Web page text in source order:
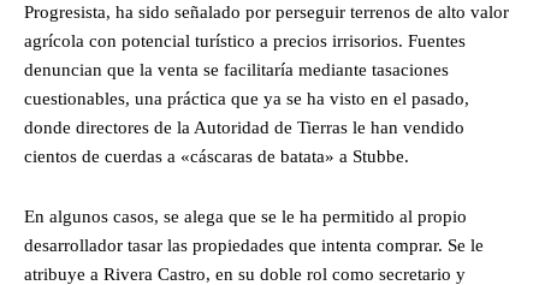
Progresista, ha sido señalado por perseguir terrenos de alto valor
agrícola con potencial turístico a precios irrisorios. Fuentes
denuncian que la venta se facilitaría mediante tasaciones
cuestionables, una práctica que ya se ha visto en el pasado,
donde directores de la Autoridad de Tierras le han vendido
cientos de cuerdas a «cáscaras de batata» a Stubbe.
En algunos casos, se alega que se le ha permitido al propio
desarrollador tasar las propiedades que intenta comprar. Se le
atribuye a Rivera Castro, en su doble rol como secretario y